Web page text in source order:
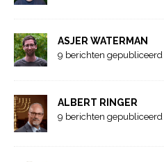
ASJER WATERMAN
9 berichten gepubliceerd
ALBERT RINGER
9 berichten gepubliceerd